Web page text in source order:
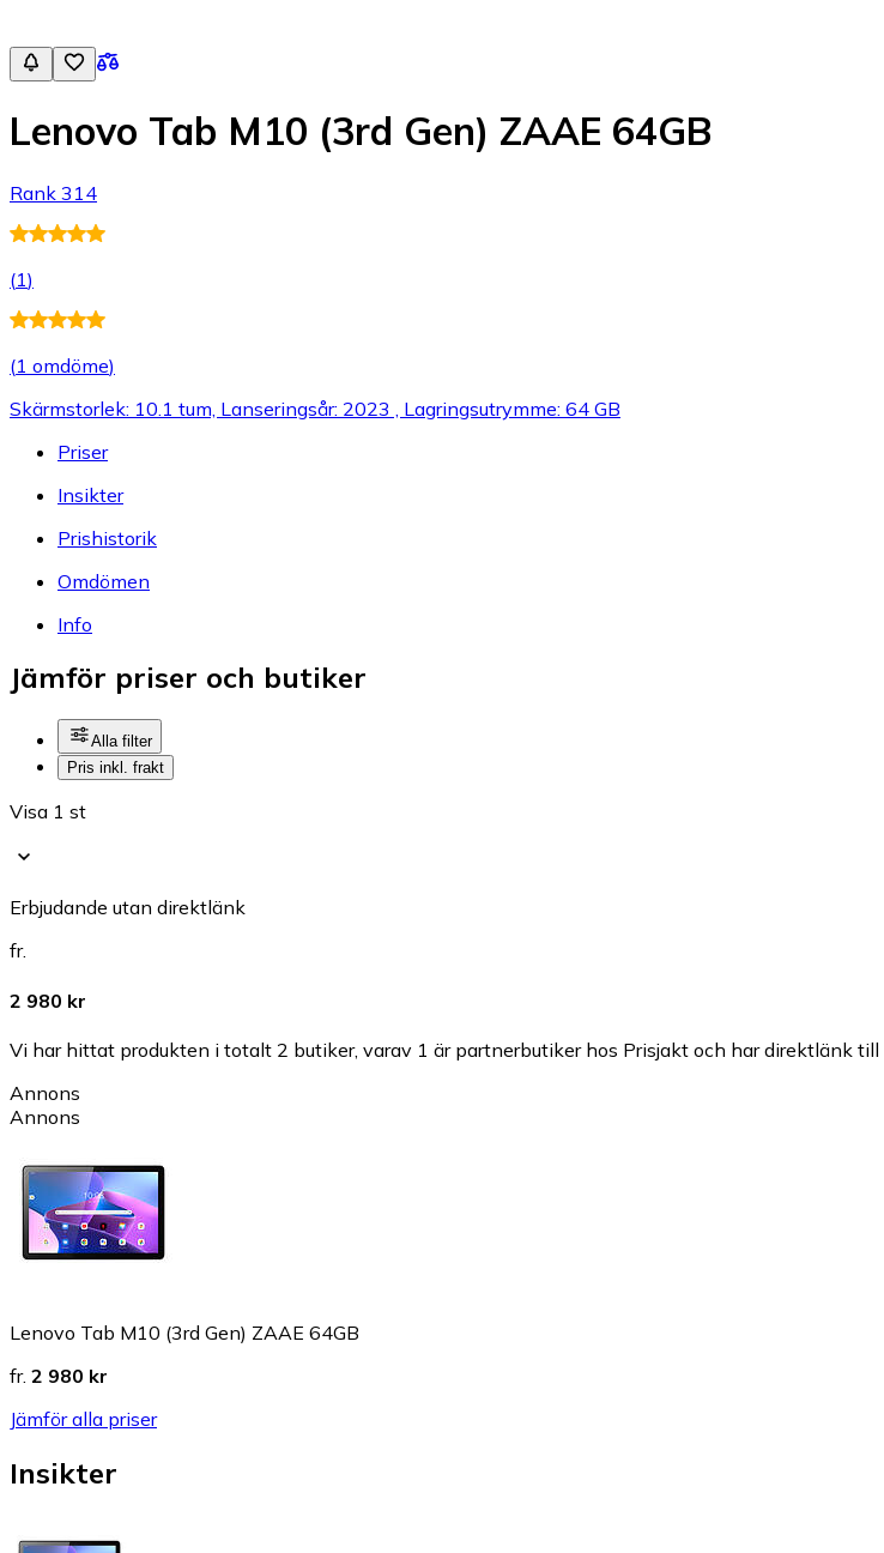
Lenovo Tab M10 (3rd Gen) ZAAE 64GB
Rank 314
(1)
(1 omdöme)
Skärmstorlek: 10.1 tum, Lanseringsår: 2023 , Lagringsutrymme: 64 GB
Priser
Insikter
Prishistorik
Omdömen
Info
Jämför priser och butiker
Alla filter
Pris inkl. frakt
Visa 1 st
Erbjudande utan direktlänk
fr.
2 980 kr
Vi har hittat produkten i totalt 2 butiker, varav 1 är partnerbutiker hos Prisjakt och har direktlänk till
Annons
Annons
Lenovo Tab M10 (3rd Gen) ZAAE 64GB
fr. 2 980 kr
Jämför alla priser
Insikter